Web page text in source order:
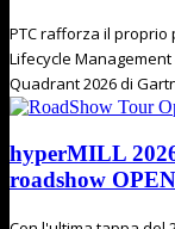
PTC rafforza il
Lifecycle
Quadrant 2026 di
hyperMILL
roadshow